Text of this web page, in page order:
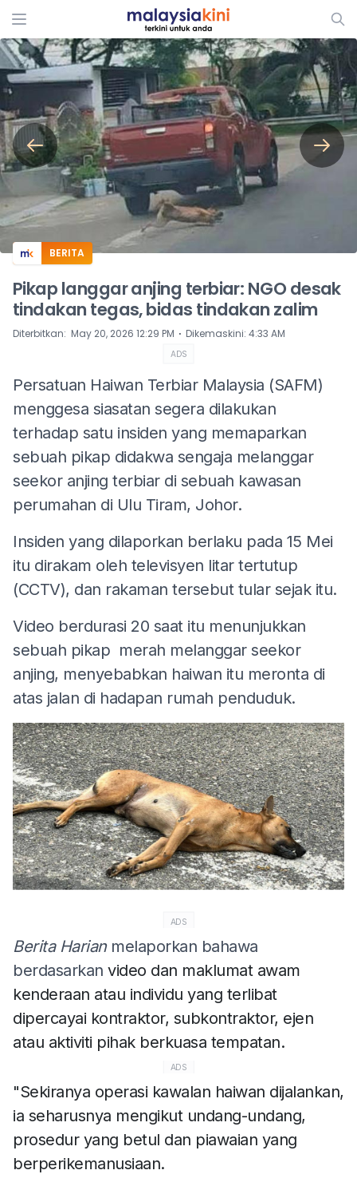
ADS
BERITA
Pikap langgar anjing terbiar: NGO desak
tindakan tegas, bidas tindakan zalim
Diterbitkan: May 20, 2026 12:29 PM ⋅ Dikemaskini: 4:33 AM
ADS
Persatuan Haiwan Terbiar Malaysia (SAFM)
menggesa siasatan segera dilakukan
terhadap satu insiden yang memaparkan
sebuah pikap didakwa sengaja melanggar
seekor anjing terbiar di sebuah kawasan
perumahan di Ulu Tiram, Johor.
Insiden yang dilaporkan berlaku pada 15 Mei
itu dirakam oleh televisyen litar tertutup
(CCTV), dan rakaman tersebut tular sejak itu.
Video berdurasi 20 saat itu menunjukkan
sebuah pikap merah melanggar seekor
anjing, menyebabkan haiwan itu meronta di
atas jalan di hadapan rumah penduduk.
ADS
Berita Harianmelaporkan bahawa
berdasarkan video dan maklumat awam
kenderaan atau individu yang terlibat
dipercayai kontraktor, subkontraktor, ejen
atau aktiviti pihak berkuasa tempatan.
ADS
"Sekiranya operasi kawalan haiwan dijalankan,
ia seharusnya mengikut undang-undang,
prosedur yang betul dan piawaian yang
berperikemanusiaan.